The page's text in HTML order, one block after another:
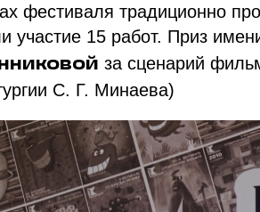
фестиваля традиционно
участие 15 работ. Приз
за сценарий
С. Г. Минаева)